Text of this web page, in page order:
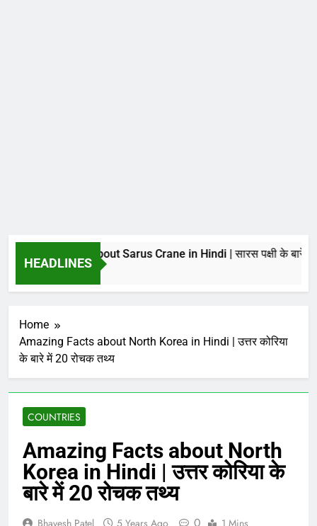
HEADLINES
Facts about Sarus Crane in Hindi | सारस पक्षी के बारे में
Ago
Home
Amazing Facts about North Korea in Hindi | उत्तर कोरिया
के बारे में 20 रोचक तथ्य
COUNTRIES
Amazing Facts about North
Korea in Hindi | उत्तर कोरिया के
बारे में 20 रोचक तथ्य